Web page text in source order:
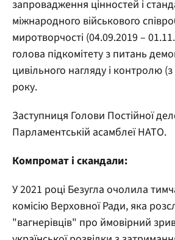
запровадження цінностей і
міжнародного військового
миротворчості (04.09.2019 –
голова підкомітету з питань
цивільного нагляду і контролю
року.
Заступниця Голови Постійної
Парламентській асамблеї НАТО.
Компромат і скандали:
У 2021 році Безугла очолила
комісію Верховної Ради, яка
"вагнерівців" про ймовірний